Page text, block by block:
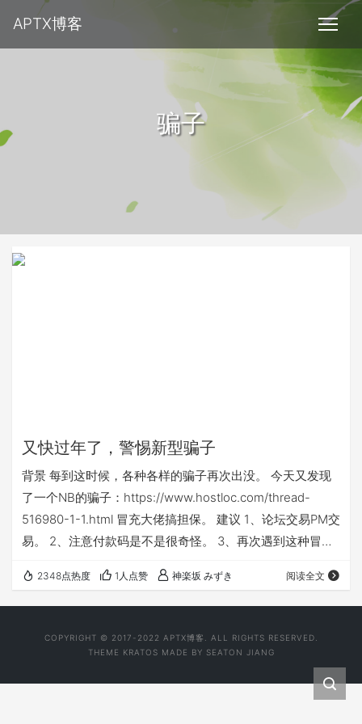
APTX博客
骗子
又快过年了，警惕新型骗子
背景 每到这时候，各种各样的骗子再次出没。 今天又发现
了一个NB的骗子：https://www.hostloc.com/thread-
516980-1-1.html 冒充大佬搞担保。 建议 1、论坛交易PM交
易。 2、注意付款码是不是很奇怪。 3、再次遇到这种冒充
骗子。
2348点热度 1人点赞 神楽坂 みずき 阅读全文
COPYRIGHT © 2017-2022 APTX博客
. ALL RIGHTS RESERVED.
THEME KRATOS MADE BY SEATON JIANG